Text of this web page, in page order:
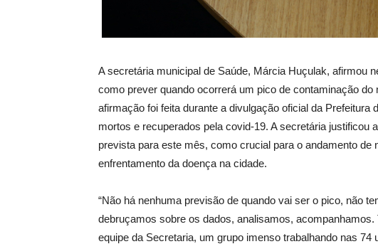
A secretária municipal de Saúde, Márcia Huçulak, afirmou
como prever quando ocorrerá um pico de contaminação
afirmação foi feita durante a divulgação oficial da Prefeitura
mortos e recuperados pela covid-19. A secretária justificou
prevista para este mês, como crucial para o andamento de
enfrentamento da doença na cidade.
“Não há nenhuma previsão de quando vai ser o pico, não
debruçamos sobre os dados, analisamos,
equipe da Secretaria, um grupo imenso trabalhando nas